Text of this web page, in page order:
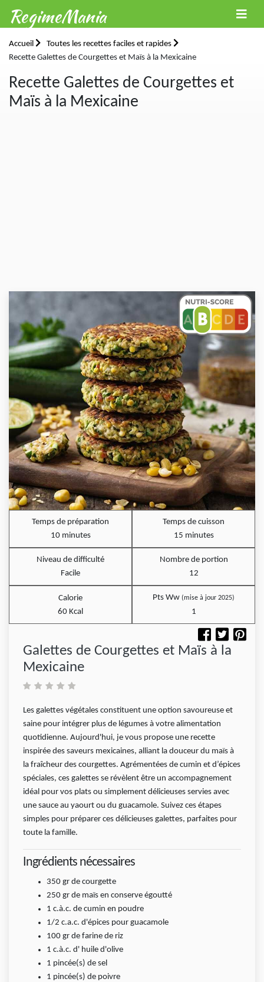
RegimeMania
Accueil
Toutes les recettes faciles et rapides
Recette Galettes de Courgettes et Maïs à la Mexicaine
Recette Galettes de Courgettes et
Maïs à la Mexicaine
Temps de préparation
10 minutes
Temps de cuisson
15 minutes
Niveau de difficulté
Facile
Nombre de portion
12
Calorie
60 Kcal
Pts Ww (mise à jour 2025)
1
Galettes de Courgettes et Maïs à la
Mexicaine
Les galettes végétales constituent une option savoureuse et
saine pour intégrer plus de légumes à votre alimentation
quotidienne. Aujourd'hui, je vous propose une recette
inspirée des saveurs mexicaines, alliant la douceur du maïs à
la fraîcheur des courgettes. Agrémentées de cumin et d’épices
spéciales, ces galettes se révèlent être un accompagnement
idéal pour vos plats ou simplement délicieuses servies avec
une sauce au yaourt ou du guacamole. Suivez ces étapes
simples pour préparer ces délicieuses galettes, parfaites pour
toute la famille.
Ingrédients nécessaires
350 gr de courgette
250 gr de maïs en conserve égoutté
1 c.à.c. de cumin en poudre
1/2 c.a.c. d'épices pour guacamole
100 gr de farine de riz
1 c.à.c. d' huile d'olive
1 pincée(s) de sel
1 pincée(s) de poivre